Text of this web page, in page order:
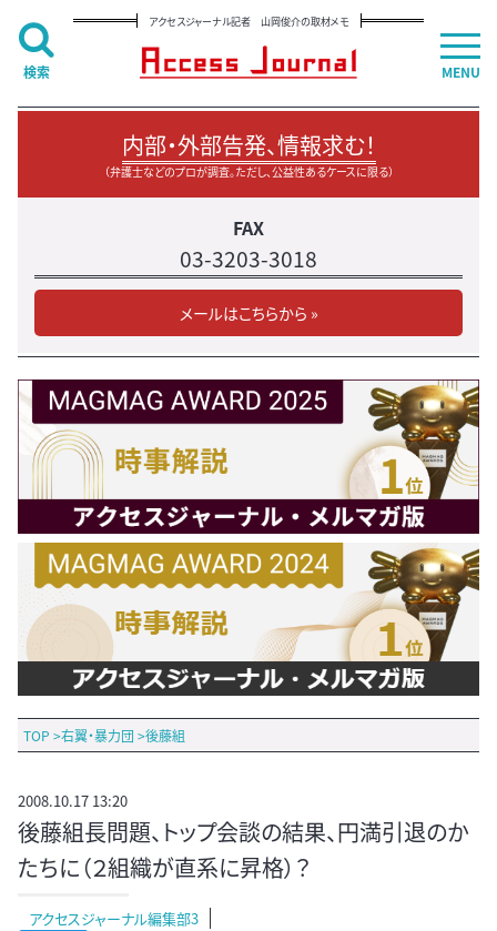
アクセスジャーナル記者 山岡俊介の取材メモ
内部・外部告発、情報求む！
（弁護士などのプロが調査。ただし、公益性あるケースに限る）
FAX
03-3203-3018
メールはこちらから »
TOP >右翼・暴力団 >後藤組
2008.10.17 13:20
後藤組長問題、トップ会談の結果、円満引退のか
たちに（２組織が直系に昇格）？
アクセスジャーナル編集部3
MENU
検索